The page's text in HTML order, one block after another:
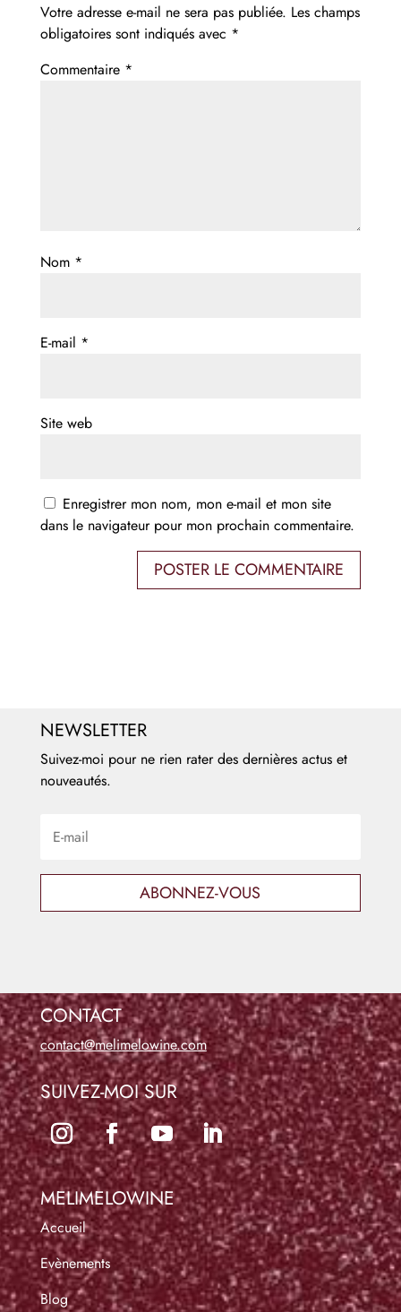
Votre adresse e-mail ne sera pas publiée. Les champs
obligatoires sont indiqués avec *
Commentaire *
Nom *
E-mail *
Site web
Enregistrer mon nom, mon e-mail et mon site
dans le navigateur pour mon prochain commentaire.
NEWSLETTER
Suivez-moi pour ne rien rater des dernières actus et
nouveautés.
ABONNEZ-VOUS
CONTACT
contact@melimelowine.com
SUIVEZ-MOI SUR
MELIMELOWINE
Accueil
Evènements
Blog